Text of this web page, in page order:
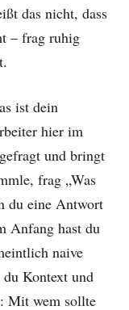
das nicht, dass
– frag ruhig
ist dein
hier im
und bringt
frag „Was
du eine Antwort
Anfang hast du
naive
Kontext und
Mit wem sollte